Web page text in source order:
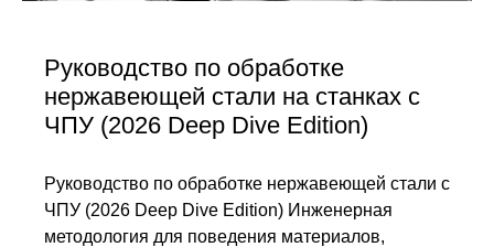
Руководство по обработке
нержавеющей стали на станках с
ЧПУ (2026 Deep Dive Edition)
Руководство по обработке нержавеющей стали с
ЧПУ (2026 Deep Dive Edition) Инженерная
методология для поведения материалов,